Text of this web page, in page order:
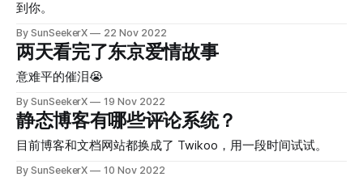
到你。
By SunSeekerX 22 Nov 2022
两天看完了东京爱情故事
意难平的催泪😭
By SunSeekerX 19 Nov 2022
静态博客有哪些评论系统？
目前博客和文档网站都换成了 Twikoo，用一段时间试试。
By SunSeekerX 10 Nov 2022